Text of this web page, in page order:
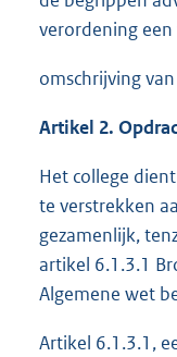
verordening
omschrijving
Artikel 2.
Het college
te verstrekken
gezamenlijk,
artikel 6.1.3.1
Algemene wet
Artikel 6.1.3.1,